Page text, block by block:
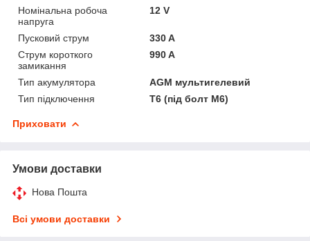
Номінальна робоча
напруга
12 V
Пусковий струм
330 A
Струм короткого
замикання
990 A
Тип акумулятора
AGM мультигелевий
Тип підключення
Т6 (під болт М6)
Приховати
Умови доставки
Нова Пошта
Всі умови доставки